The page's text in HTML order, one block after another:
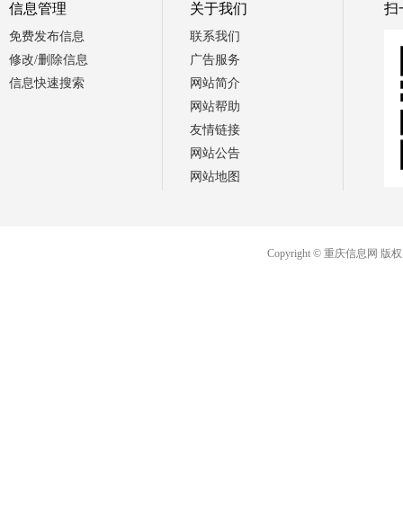
信息管理
免费发布信息
修改/删除信息
信息快速搜索
关于我们
联系我们
广告服务
网站简介
网站帮助
友情链接
网站公告
网站地图
扫
Copyright © 重庆信息网 版